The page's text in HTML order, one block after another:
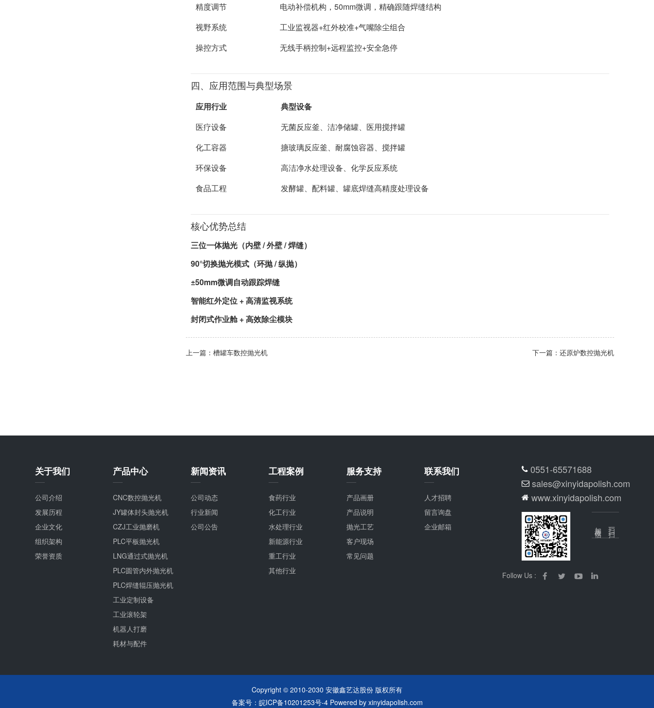
精度调节
电动补偿机构，50mm微调，精确跟随焊缝结构
视野系统
工业监视器+红外校准+气嘴除尘组合
操控方式
无线手柄控制+远程监控+安全急停
四、应用范围与典型场景
应用行业
典型设备
医疗设备
无菌反应釜、洁净储罐、医用搅拌罐
化工容器
搪玻璃反应釜、耐腐蚀容器、搅拌罐
环保设备
高洁净水处理设备、化学反应系统
食品工程
发酵罐、配料罐、罐底焊缝高精度处理设备
核心优势总结
三位一体抛光（内壁 / 外壁 / 焊缝）
90°切换抛光模式（环抛 / 纵抛）
±50mm微调自动跟踪焊缝
智能红外定位 + 高清监视系统
封闭式作业舱 + 高效除尘模块
上一篇：槽罐车数控抛光机 下一篇：还原炉数控抛光机
关于我们
公司介绍
发展历程
企业文化
组织架构
荣誉资质
产品中心
CNC数控抛光机
JY罐体封头抛光机
CZJ工业抛磨机
PLC平板抛光机
LNG通过式抛光机
PLC圆管内外抛光机
PLC焊缝辊压抛光机
工业定制设备
工业滚轮架
机器人打磨
耗材与配件
新闻资讯
公司动态
行业新闻
公司公告
工程案例
食药行业
化工行业
水处理行业
新能源行业
重工行业
其他行业
服务支持
产品画册
产品说明
抛光工艺
客户现场
常见问题
联系我们
人才招聘
留言询盘
企业邮箱
0551-65571688
sales@xinyidapolish.com
www.xinyidapolish.com
Follow Us :
Copyright © 2010-2030 安徽鑫艺达股份 版权所有
备案号： 皖ICP备10201253号-4Powered by xinyidapolish.com